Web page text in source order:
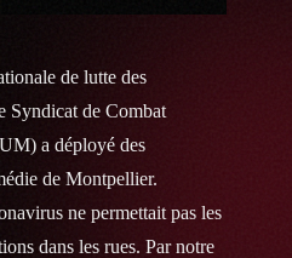
de lutte des
Syndicat de Combat
a déployé des
de Montpellier.
ne permettait pas les
dans les rues. Par notre